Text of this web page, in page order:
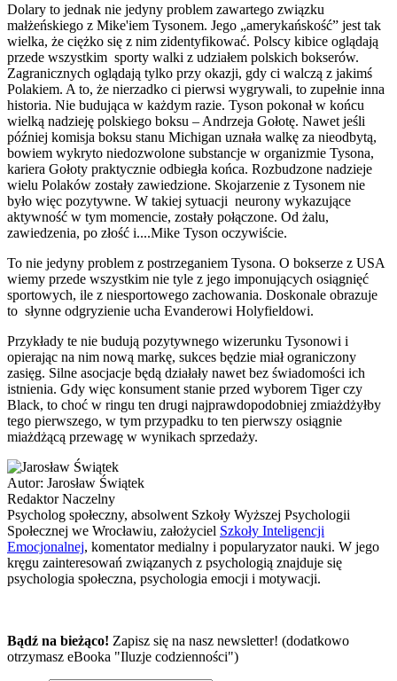
Dolary to jednak nie jedyny problem zawartego związku
małżeńskiego z Mike'iem Tysonem. Jego „amerykańskość” jest tak
wielka, że ciężko się z nim zidentyfikować. Polscy kibice oglądają
przede wszystkim sporty walki z udziałem polskich bokserów.
Zagranicznych oglądają tylko przy okazji, gdy ci walczą z jakimś
Polakiem. A to, że nierzadko ci pierwsi wygrywali, to zupełnie inna
historia. Nie budująca w każdym razie. Tyson pokonał w końcu
wielką nadzieję polskiego boksu – Andrzeja Gołotę. Nawet jeśli
później komisja boksu stanu Michigan uznała walkę za nieodbytą,
bowiem wykryto niedozwolone substancje w organizmie Tysona,
kariera Gołoty praktycznie odbiegła końca. Rozbudzone nadzieje
wielu Polaków zostały zawiedzione. Skojarzenie z Tysonem nie
było więc pozytywne. W takiej sytuacji neurony wykazujące
aktywność w tym momencie, zostały połączone. Od żalu,
zawiedzenia, po złość i....Mike Tyson oczywiście.
To nie jedyny problem z postrzeganiem Tysona. O bokserze z USA
wiemy przede wszystkim nie tyle z jego imponujących osiągnięć
sportowych, ile z niesportowego zachowania. Doskonale obrazuje
to słynne odgryzienie ucha Evanderowi Holyfieldowi.
Przykłady te nie budują pozytywnego wizerunku Tysonowi i
opierając na nim nową markę, sukces będzie miał ograniczony
zasięg. Silne asocjacje będą działały nawet bez świadomości ich
istnienia. Gdy więc konsument stanie przed wyborem Tiger czy
Black, to choć w ringu ten drugi najprawdopodobniej zmiażdżyłby
tego pierwszego, w tym przypadku to ten pierwszy osiągnie
miażdżącą przewagę w wynikach sprzedaży.
Autor: Jarosław Świątek
Redaktor Naczelny
Psycholog społeczny, absolwent Szkoły Wyższej Psychologii
Społecznej we Wrocławiu, założyciel Szkoły Inteligencji
Emocjonalnej, komentator medialny i popularyzator nauki. W jego
kręgu zainteresowań związanych z psychologią znajduje się
psychologia społeczna, psychologia emocji i motywacji.
Bądź na bieżąco! Zapisz się na nasz newsletter! (dodatkowo
otrzymasz eBooka "Iluzje codzienności")